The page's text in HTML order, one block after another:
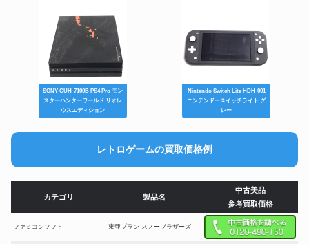
SONY CUH-7100B PS4 Pro モン
スターハンターワールド リオレ
ウスエディション
Nintendo Switch Lite HDH-001
ニンテンドースイッチライト グ
レー
レトロゲームの買取価格例
カテゴリ 製品名
中古美品
参考買取価格
ファミコンソフト 東亜プラン スノーブラザーズ